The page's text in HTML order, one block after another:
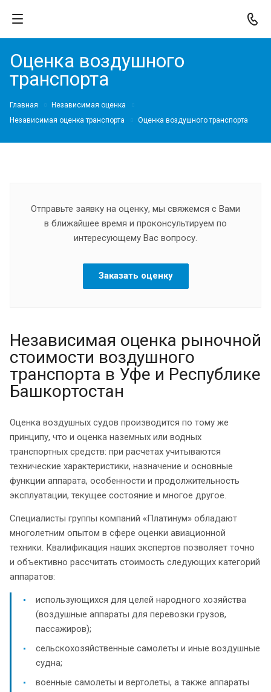
Оценка воздушного
транспорта
Главная
Независимая оценка
Независимая оценка транспорта
Оценка воздушного транспорта
Отправьте заявку на оценку, мы свяжемся с Вами
в ближайшее время и проконсультируем по
интересующему Вас вопросу.
Заказать оценку
Независимая оценка рыночной
стоимости воздушного
транспорта в Уфе и Республике
Башкортостан
Оценка воздушных судов производится по тому же
принципу, что и оценка наземных или водных
транспортных средств: при расчетах учитываются
технические характеристики, назначение и основные
функции аппарата, особенности и продолжительность
эксплуатации, текущее состояние и многое другое.
Специалисты группы компаний «Платинум» обладают
многолетним опытом в сфере оценки авиационной
техники. Квалификация наших экспертов позволяет точно
и объективно рассчитать стоимость следующих категорий
аппаратов:
использующихся для целей народного хозяйства
(воздушные аппараты для перевозки грузов,
пассажиров);
сельскохозяйственные самолеты и иные воздушные
судна;
военные самолеты и вертолеты, а также аппараты